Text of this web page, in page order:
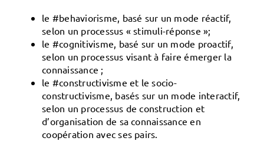
le #behaviorisme, basé sur un mode réactif,
selon un processus « stimuli-réponse »;
le #cognitivisme, basé sur un mode proactif,
selon un processus visant à faire émerger la
connaissance ;
le #constructivisme et lesocio-
constructivisme, basés sur un mode interactif,
selon un processus de construction et
d’organisation de sa connaissance en
coopération avec ses pairs.